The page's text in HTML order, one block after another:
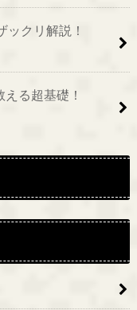
ックリ解説！
る超基礎！